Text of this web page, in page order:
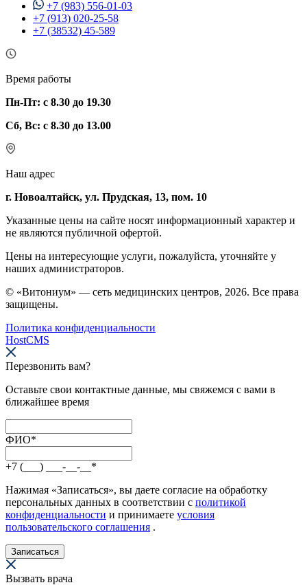
+7 (983) 556-01-03
+7 (913) 020-25-58
+7 (38532) 45-589
Время работы
Пн-Пт: с 8.30 до 19.30
Сб, Вс: с 8.30 до 13.00
Наш адрес
г. Новоалтайск, ул. Прудская, 13, пом. 10
Указанные цены на сайте носят информационный характер и
не являются публичной офертой.
Цены на интересующие услуги, пожалуйста, уточняйте у
наших администраторов.
© «Витониум» — сеть медицинских центров, 2026. Все права
защищены.
Политика конфиденциальности
HostCMS
Перезвонить вам?
Оставьте свои контактные данные, мы свяжемся с вами в
ближайшее время
ФИО*
+7 (___) ___-__-__ *
Нажимая «Записаться», вы даете согласие на обработку
персональных данных в соответствии с политикой
конфиденциальности и принимаете условия
пользовательского соглашения .
Записаться
Вызвать врача